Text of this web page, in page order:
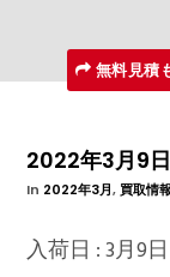
無料見積
2022年3月9
In 2022年3月,買取情
入荷日 : 3月9日